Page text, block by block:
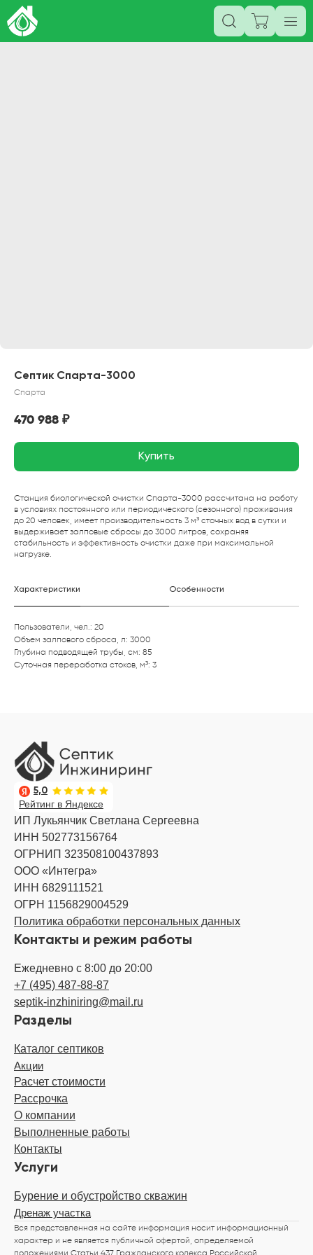
Септик Спарта-3000
Спарта
470 988 ₽
Купить
Станция биологической очистки Спарта-3000 рассчитана на работу
в условиях постоянного или периодического (сезонного) проживания
до 20 человек, имеет производительность 3 м³ сточных вод в сутки и
выдерживает залповые сбросы до 3000 литров, сохраняя
стабильность и эффективность очистки даже при максимальной
нагрузке.
Характеристики Особенности
Пользователи, чел.: 20
Объем залпового сброса, л: 3000
Глубина подводящей трубы, см: 85
Суточная переработка стоков, м³: 3
Рейтинг в Яндексе
5,0
ИП Лукьянчик Светлана Сергеевна
ИНН 502773156764
ОГРНИП 323508100437893
ООО «Интегра»
ИНН 6829111521
ОГРН 1156829004529
Политика обработки персональных данных
Контакты и режим работы
Ежедневно с 8:00 до 20:00
+7 (495) 487-88-87
septik-inzhiniring@mail.ru
Разделы
Каталог септиков
Акции
Расчет стоимости
Рассрочка
О компании
Выполненные работы
Контакты
Услуги
Бурение и обустройство скважин
Дренаж участка
Вся представленная на сайте информация носит информационный
характер и не является публичной офертой, определяемой
положениями Статьи 437 Гражданского кодекса Российской